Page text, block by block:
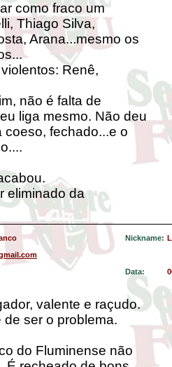
como fraco um
Thiago Silva,
Arana...mesmo os
Renê,
não é falta de
liga mesmo. Não deu
coeso, fechado...e o
eliminado da
Nickname:
Data:
valente e raçudo.
de ser o problema.
do Fluminense não